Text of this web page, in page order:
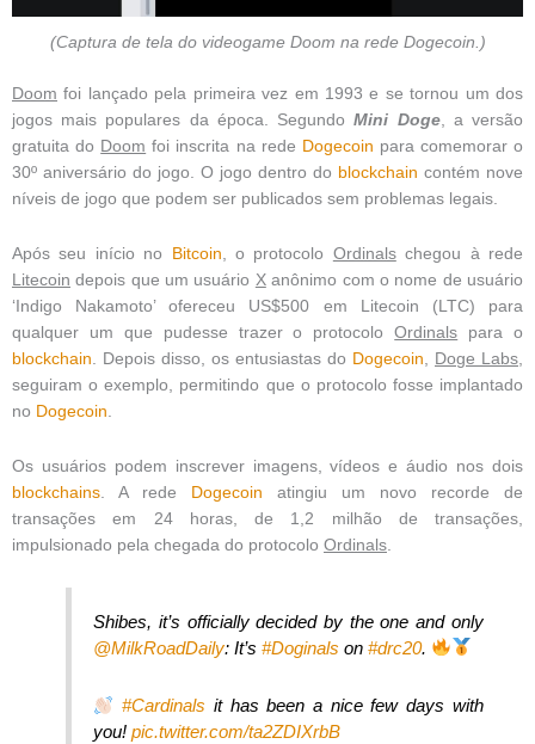
(Captura de tela do videogame Doom na rede Dogecoin.)
Doom foi lançado pela primeira vez em 1993 e se tornou um dos
jogos mais populares da época. SegundoMini Doge, a versão
gratuita do Doom foi inscrita na rede Dogecoin para comemorar o
30º aniversário do jogo. O jogo dentro do blockchain contém nove
níveis de jogo que podem ser publicados sem problemas legais.
Após seu início no Bitcoin , o protocolo Ordinalschegou à rede
Litecoin depois que um usuário Xanônimo com o nome de usuário
‘Indigo Nakamoto’ ofereceu US$500 em Litecoin (LTC) para
qualquer um que pudesse trazer o protocoloOrdinals para o
blockchain . Depois disso, os entusiastas do Dogecoin Doge Labs
seguiram o exemplo, permitindo que o protocolo fosse implantado
no Dogecoin
Os usuários podem inscrever imagens, vídeos e áudio nos dois
blockchains . A rede Dogecoin atingiu um novo recorde de
transações em 24 horas, de 1,2 milhão de transações,
impulsionado pela chegada do protocolo Ordinals
Shibes, it’s officially decided by the one and only
@MilkRoadDaily: It’s#Doginals on#drc20.
#Cardinals it has been a nice few days with
you!pic.twitter.com/ta2ZDIXrbB